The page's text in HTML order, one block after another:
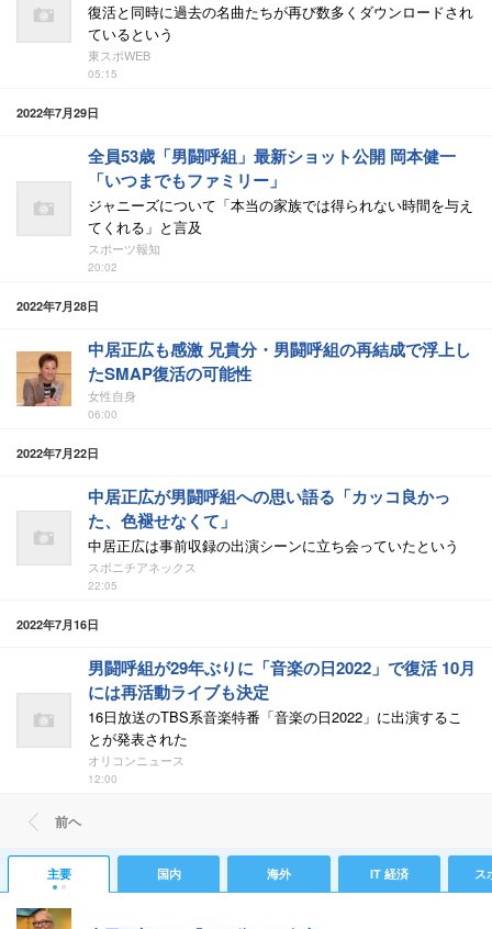
復活と同時に過去の名曲たちが再び数多くダウンロードされ
ているという
東スポWEB
05:15
2022年7月29日
全員53歳「男闘呼組」最新ショット公開 岡本健一
「いつまでもファミリー」
ジャニーズについて「本当の家族では得られない時間を与え
てくれる」と言及
スポーツ報知
20:02
2022年7月28日
中居正広も感激 兄貴分・男闘呼組の再結成で浮上し
たSMAP復活の可能性
女性自身
06:00
2022年7月22日
中居正広が男闘呼組への思い語る「カッコ良かっ
た、色褪せなくて」
中居正広は事前収録の出演シーンに立ち会っていたという
スポニチアネックス
22:05
2022年7月16日
男闘呼組が29年ぶりに「音楽の日2022」で復活 10月
には再活動ライブも決定
16日放送のTBS系音楽特番「音楽の日2022」に出演するこ
とが発表された
オリコンニュース
12:00
前ヘ
主要 国内 海外 IT 経済 ス